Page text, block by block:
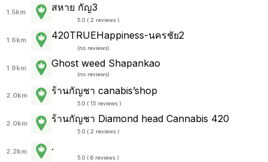
1.5km สหาย กัญ3
5.0 ( 2 reviews )
1.6km 420TRUEHappiness-นครชัย2
(no reviews)
1.9km Ghost weed Shapankao
(no reviews)
2.0km ร้านกัญชา canabis’shop
5.0 ( 15 reviews )
2.0km ร้านกัญชา Diamond head Cannabis 420
5.0 ( 2 reviews )
2.2km .
5.0 ( 6 reviews )